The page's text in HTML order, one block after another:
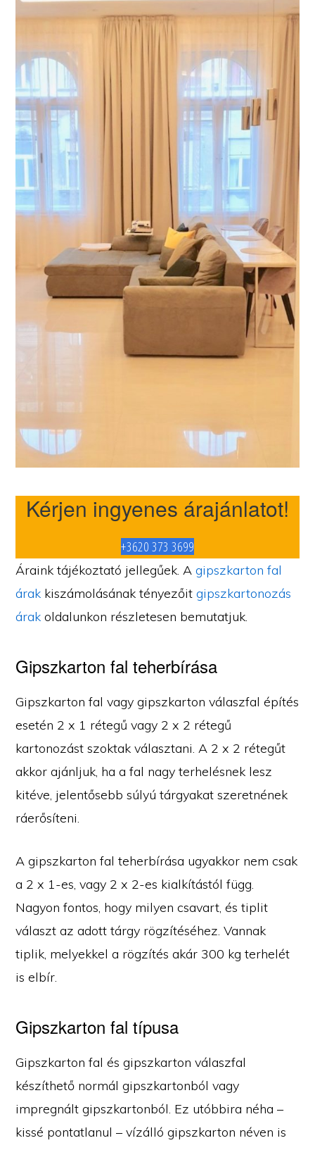
Kérjen ingyenes árajánlatot!
+3620 373 3699
Áraink tájékoztató jellegűek. Agipszkarton fal
árak kiszámolásának tényezőitgipszkartonozás
árak oldalunkon részletesen bemutatjuk.
Gipszkarton fal teherbírása
Gipszkarton fal vagy gipszkarton válaszfal építés
esetén 2 x 1 rétegű vagy 2 x 2 rétegű
kartonozást szoktak választani. A 2 x 2 rétegűt
akkor ajánljuk, ha a fal nagy terhelésnek lesz
kitéve, jelentősebb súlyú tárgyakat szeretnének
ráerősíteni.
A gipszkarton fal teherbírása ugyakkor nem csak
a 2 x 1-es, vagy 2 x 2-es kialkítástól függ.
Nagyon fontos, hogy milyen csavart, és tiplit
választ az adott tárgy rögzítéséhez. Vannak
tiplik, melyekkel a rögzítés akár 300 kg terhelét
is elbír.
Gipszkarton fal típusa
Gipszkarton fal és gipszkarton válaszfal
készíthető normál gipszkartonból vagy
impregnált gipszkartonból. Ez utóbbira néha –
kissé pontatlanul – vízálló gipszkarton néven is